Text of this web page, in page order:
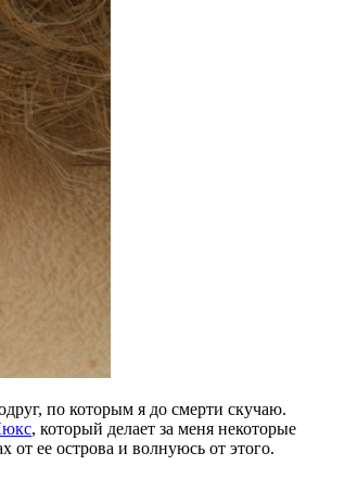
по которым я до смерти скучаю.
, который делает за меня некоторые
ее острова и волнуюсь от этого.